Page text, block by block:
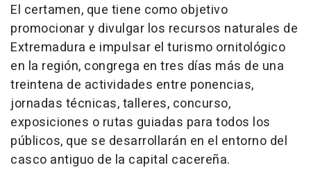
El certamen, que tiene como objetivo
promocionar y divulgar los recursos naturales de
Extremadura e impulsar el turismo ornitológico
en la región, congrega en tres días más de una
treintena de actividades entre ponencias,
jornadas técnicas, talleres, concurso,
exposiciones o rutas guiadas para todos los
públicos, que se desarrollarán en el entorno del
casco antiguo de la capital cacereña.